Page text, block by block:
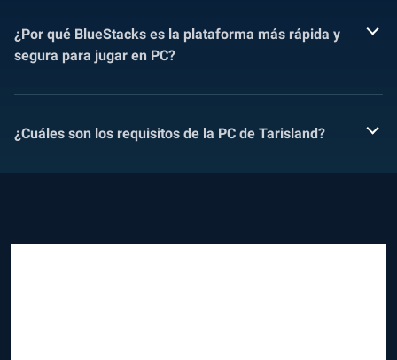
¿Por qué BlueStacks es la plataforma más rápida y
segura para jugar en PC?
¿Cuáles son los requisitos de la PC de Tarisland?